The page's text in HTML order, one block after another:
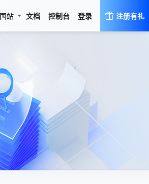
站 文档 控制台 登录 注册有礼